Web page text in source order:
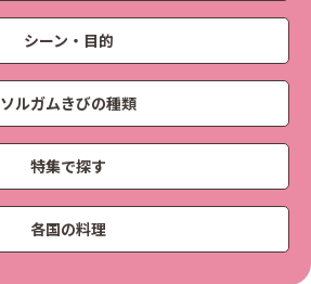
シーン・目的
ソルガムきびの種類
特集で探す
各国の料理